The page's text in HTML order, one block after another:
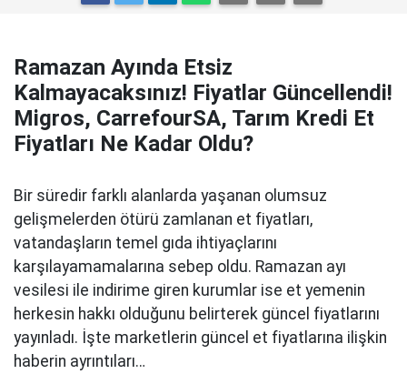
Ramazan Ayında Etsiz
Kalmayacaksınız! Fiyatlar Güncellendi!
Migros, CarrefourSA, Tarım Kredi Et
Fiyatları Ne Kadar Oldu?
Bir süredir farklı alanlarda yaşanan olumsuz
gelişmelerden ötürü zamlanan et fiyatları,
vatandaşların temel gıda ihtiyaçlarını
karşılayamamalarına sebep oldu. Ramazan ayı
vesilesi ile indirime giren kurumlar ise et yemenin
herkesin hakkı olduğunu belirterek güncel fiyatlarını
yayınladı. İşte marketlerin güncel et fiyatlarına ilişkin
haberin ayrıntıları…